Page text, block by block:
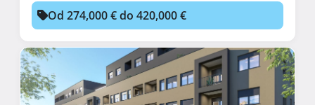
Od 274,000 € do 420,000 €